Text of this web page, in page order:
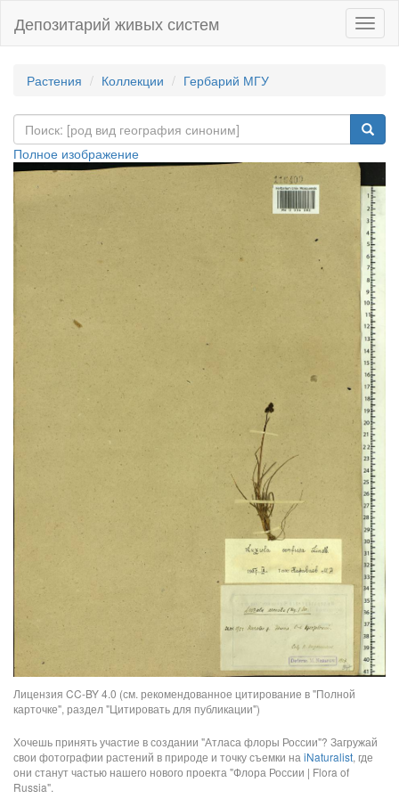
Депозитарий живых систем
Растения Коллекции Гербарий МГУ
Полное изображение
Лицензия CC-BY 4.0 (см. рекомендованное цитирование в "Полной
карточке", раздел "Цитировать для публикации")
Хочешь принять участие в создании "Атласа флоры России"? Загружай
свои фотографии растений в природе и точку съемки на iNaturalist, где
они станут частью нашего нового проекта "Флора России | Flora of
Russia".